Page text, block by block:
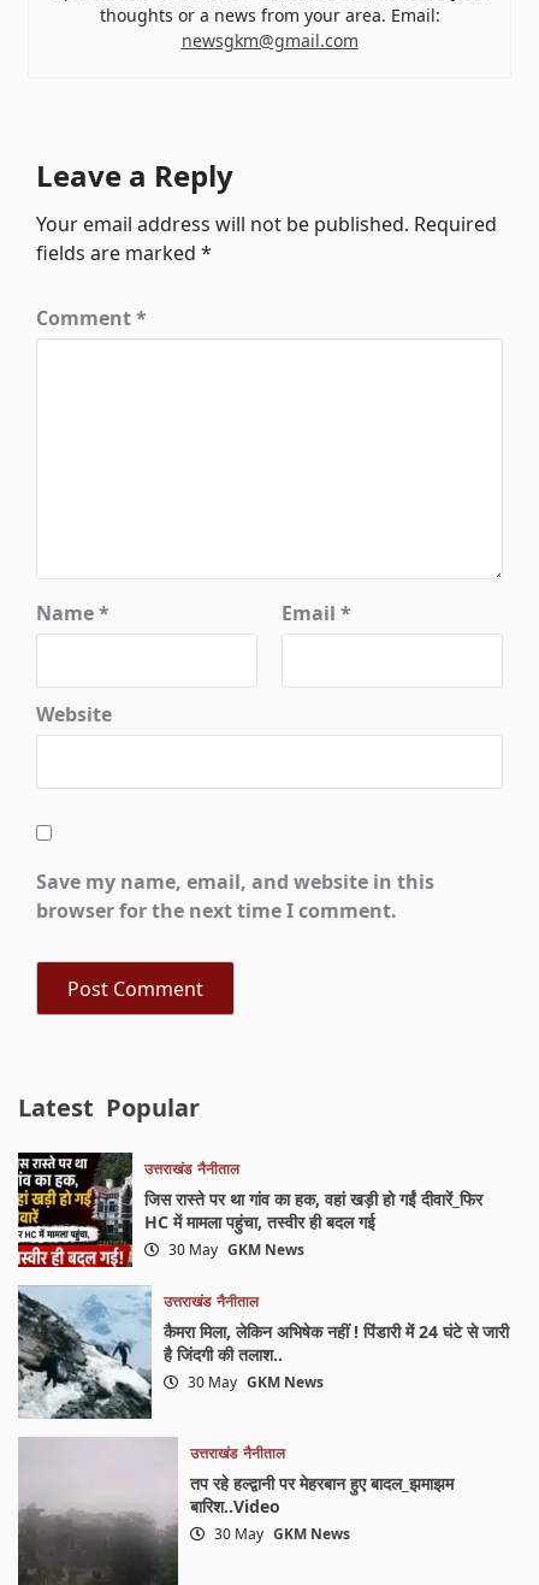
thoughts or a news from your area. Email:
newsgkm@gmail.com
Leave a Reply
Your email address will not be published. Required
fields are marked*
Comment*
Name* Email *
Website
Save my name, email, and website in this
browser for the next time I comment.
Latest Popular
उत्तराखंड नैनीताल
जिस रास्ते पर था गांव का हक, वहां खड़ी हो गईं दीवारें_फिर
HC में मामला पहुंचा, तस्वीर ही बदल गई
30 May GKM News
उत्तराखंड नैनीताल
कैमरा मिला, लेकिन अभिषेक नहीं ! पिंडारी में 24 घंटे से जारी
है जिंदगी की तलाश..
30 May GKM News
उत्तराखंड नैनीताल
तप रहे हल्द्वानी पर मेहरबान हुए बादल_झमाझम
बारिश..Video
30 May GKM News